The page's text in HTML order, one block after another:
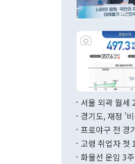
서울 외곽 월세
경기도, 재정 '
프로야구 전 경
고령 취업자 첫
화물선 운임 3